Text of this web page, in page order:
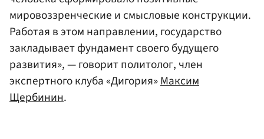
мировоззренческие и смысловые конструкции.
Работая в этом направлении, государство
закладывает фундамент своего будущего
развития», — говорит политолог, член
экспертного клуба «Дигория»Максим
Щербинин.